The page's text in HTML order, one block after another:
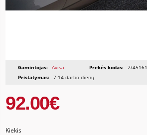
Gamintojas: Avisa Prekės kodas: 2/45161
Pristatymas: 7-14 darbo dienų
92.00€
Kiekis